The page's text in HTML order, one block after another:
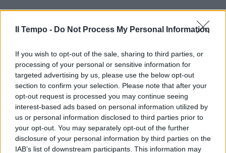
Il Tempo - Do Not Process My Personal Information
If you wish to opt-out of the sale, sharing to third parties, or
processing of your personal or sensitive information for
targeted advertising by us, please use the below opt-out
section to confirm your selection. Please note that after your
opt-out request is processed you may continue seeing
interest-based ads based on personal information utilized by
us or personal information disclosed to third parties prior to
your opt-out. You may separately opt-out of the further
disclosure of your personal information by third parties on the
IAB’s list of downstream participants. This information may